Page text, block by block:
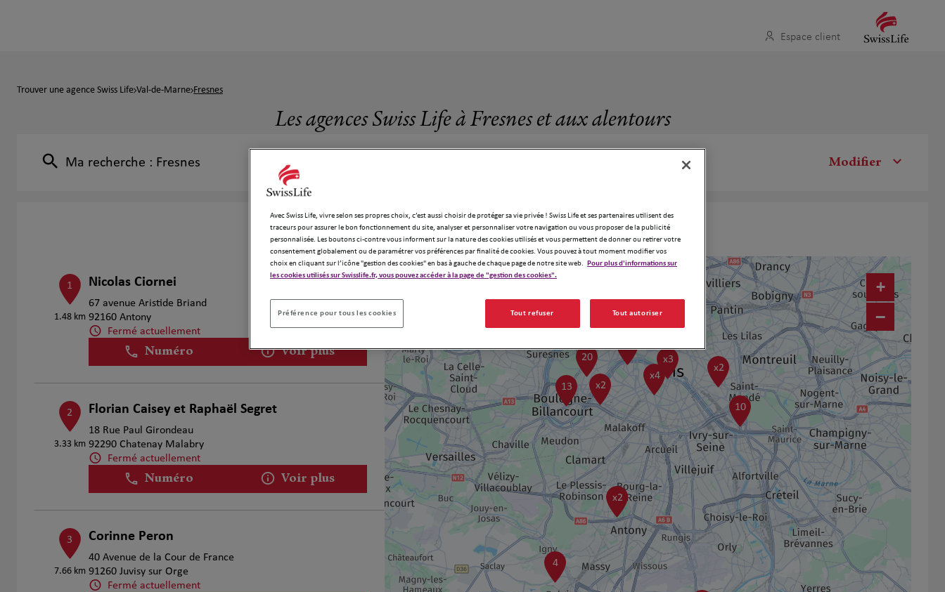
Espace client
Trouver une agence Swiss Life Val-de-Marne Fresnes
Les agences Swiss Life à Fresnes et aux alentours
Ma recherche : Fresnes Modifier
67 agences Swiss Life à Fresnes
1
1.48 km
Nicolas Ciornei
67 avenue Aristide Briand
92160 Antony
Fermé actuellement
Numéro Voir plus
2
3.33 km
Florian Caisey et Raphaël Segret
18 Rue Paul Girondeau
92290 Chatenay Malabry
Fermé actuellement
Numéro Voir plus
3
7.66 km
Corinne Peron
40 Avenue de la Cour de France
91260 Juvisy sur Orge
Fermé actuellement
20
13
10
x2
x3
x2
x4
4
x2
+
−
Avec Swiss Life, vivre selon ses propres choix, c’est aussi choisir de protéger sa vie privée ! Swiss Life et ses partenaires utilisent des
traceurs pour assurer le bon fonctionnement du site, analyser et personnaliser votre navigation ou vous proposer de la publicité
personnalisée. Les boutons ci-contre vous informent sur la nature des cookies utilisés et vous permettent de donner ou retirer votre
consentement globalement ou de paramétrer vos préférences par finalité de cookies. Vous pouvez à tout moment modifier vos
choix en cliquant sur l’icône "gestion des cookies" en bas à gauche de chaque page de notre site web. Pour plus d'informations sur
les cookies utilisés sur Swisslife.fr, vous pouvez accéder à la page de "gestion des cookies".
Préférence pour tous les cookies Tout refuser Tout autoriser